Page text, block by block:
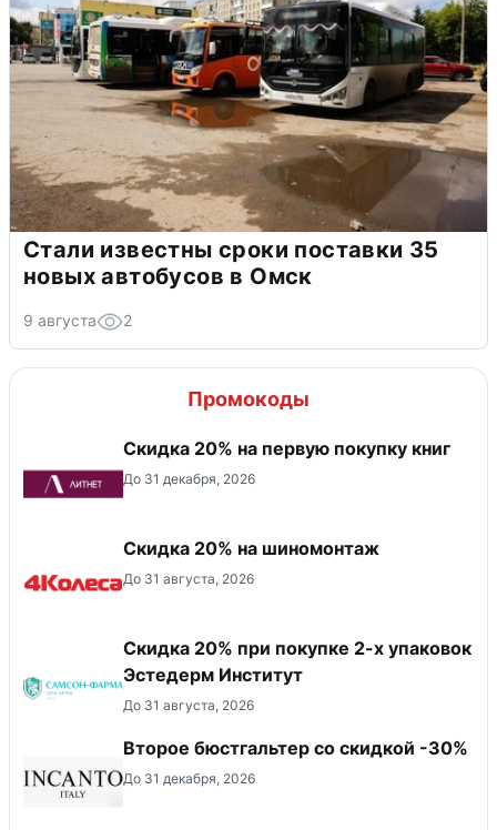
Стали известны сроки поставки 35
новых автобусов в Омск
9 августа 2
Промокоды
Скидка 20% на первую покупку книг
До 31 декабря, 2026
Скидка 20% на шиномонтаж
До 31 августа, 2026
Скидка 20% при покупке 2-х упаковок
Эстедерм Институт
До 31 августа, 2026
Второе бюстгальтер со скидкой -30%
До 31 декабря, 2026